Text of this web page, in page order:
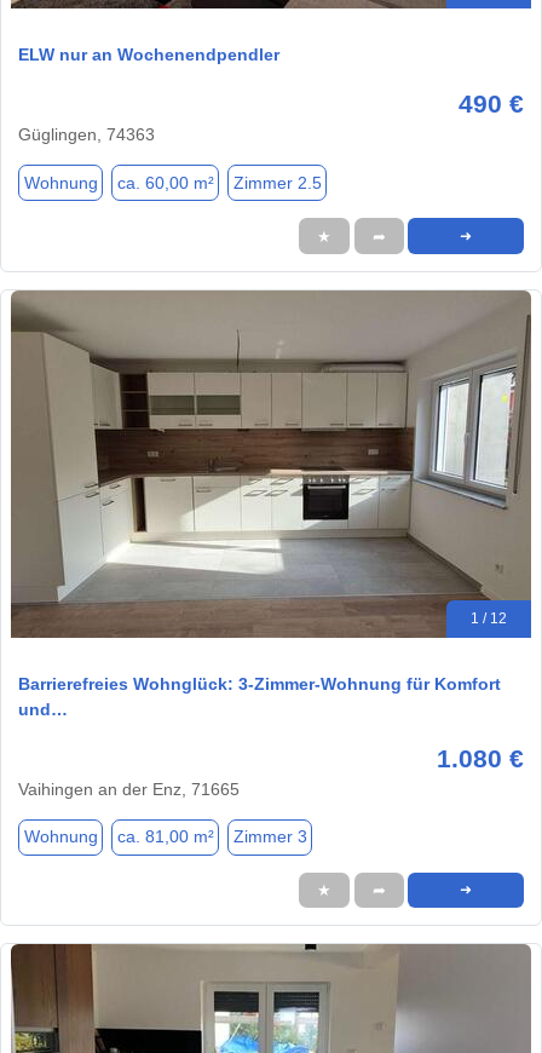
ELW nur an Wochenendpendler
490 €
Güglingen, 74363
Wohnung ca. 60,00 m² Zimmer 2.5
★ ➦ ➜
1 / 12
Barrierefreies Wohnglück: 3-Zimmer-Wohnung für Komfort
und…
1.080 €
Vaihingen an der Enz, 71665
Wohnung ca. 81,00 m² Zimmer 3
★ ➦ ➜